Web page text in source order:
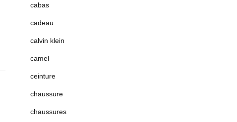
cabas
cadeau
calvin klein
camel
ceinture
chaussure
chaussures